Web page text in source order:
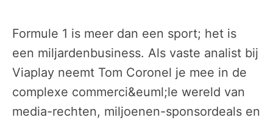
Formule 1 is meer dan een sport; het is
een miljardenbusiness. Als vaste analist bij
Viaplay neemt Tom Coronel je mee in de
complexe commerci&euml;le wereld van
media-rechten, miljoenen-sponsordeals en